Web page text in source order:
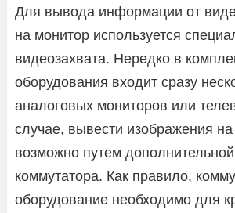
Для вывода информации от
на монитор используется
видеозахвата. Нередко в
оборудования входит сразу
аналоговых мониторов или
случае, вывести изображения на
возможно путем дополнительной
коммутатора. Как правило,
оборудование необходимо для